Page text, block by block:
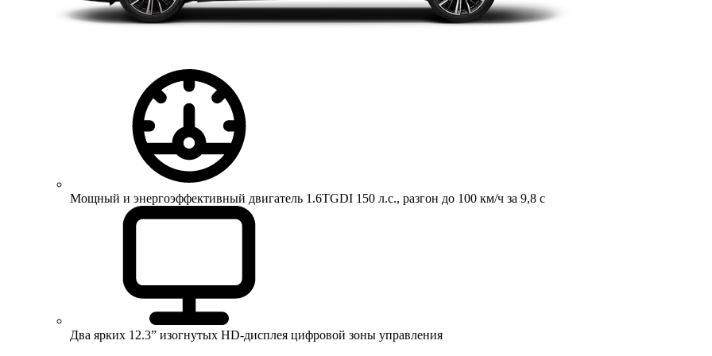
Мощный и энергоэффективный двигатель 1.6TGDI 150 л.с., разгон до 100 км/ч за 9,8 с
Два ярких 12.3” изогнутых HD-дисплея цифровой зоны управления